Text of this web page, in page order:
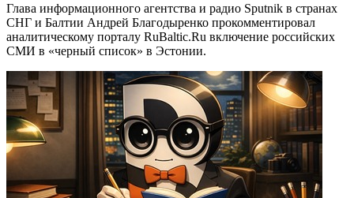
Глава информационного агентства и радио Sputnik в странах
СНГ и Балтии Андрей Благодыренко прокомментировал
аналитическому порталу RuBaltic.Ru включение российских
СМИ в «черный список» в Эстонии.